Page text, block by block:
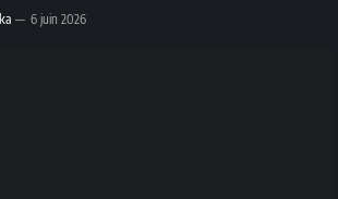
6 juin 2026